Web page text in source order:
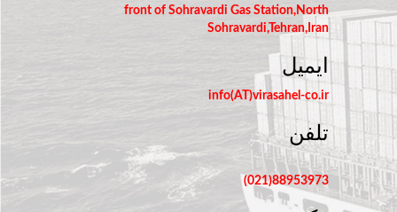
front of Sohravardi Gas Station,North
Sohravardi,Tehran,Iran
ایمیل
info(AT)virasahel-co.ir
تلفن
88953973(021)